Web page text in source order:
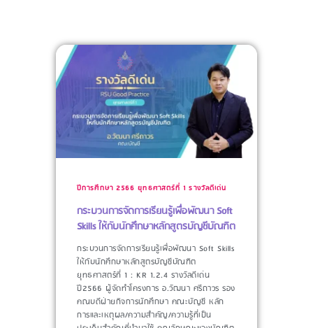
ปีการศึกษา 2566 ยุทธศาสตร์ที่ 1 รางวัลดีเด่น
กระบวนการจัดการเรียนรู้เพื่อพัฒนา Soft
Skills ให้กับนักศึกษาหลักสูตรบัญชีบัณฑิต
กระบวนการจัดการเรียนรู้เพื่อพัฒนา Soft Skills
ให้กับนักศึกษาหลักสูตรบัญชีบัณฑิต
ยุทธศาสตร์ที่ 1 : KR 1.2.4 รางวัลดีเด่น
ปี2566 ผู้จัดทำโครงการ​ อ.วัฒนา ศรีถาวร รอง
คณบดีฝ่ายกิจการนักศึกษา คณะบัญชี หลัก
การและเหตุผล/ความสำคัญ/ความรู้ที่เป็น